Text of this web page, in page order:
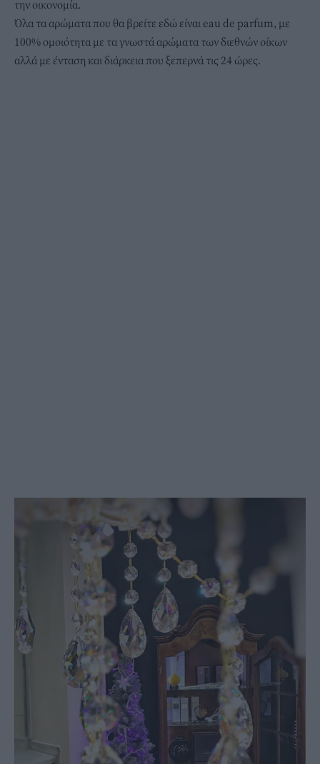
την οικονομία.
Όλα τα αρώματα που θα βρείτε εδώ είναι eau de parfum, με
100% ομοιότητα με τα γνωστά αρώματα των διεθνών οίκων
αλλά με ένταση και διάρκεια που ξεπερνά τις 24 ώρες.